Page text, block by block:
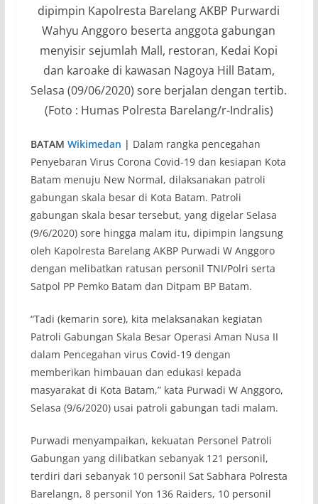
dipimpin Kapolresta Barelang AKBP Purwardi
Wahyu Anggoro beserta anggota gabungan
menyisir sejumlah Mall, restoran, Kedai Kopi
dan karoake di kawasan Nagoya Hill Batam,
Selasa (09/06/2020) sore berjalan dengan tertib.
(Foto : Humas Polresta Barelang/r-Indralis)
BATAM Wikimedan | Dalam rangka pencegahan
Penyebaran Virus Corona Covid-19 dan kesiapan Kota
Batam menuju New Normal, dilaksanakan patroli
gabungan skala besar di Kota Batam. Patroli
gabungan skala besar tersebut, yang digelar Selasa
(9/6/2020) sore hingga malam itu, dipimpin langsung
oleh Kapolresta Barelang AKBP Purwadi W Anggoro
dengan melibatkan ratusan personil TNI/Polri serta
Satpol PP Pemko Batam dan Ditpam BP Batam.
“Tadi (kemarin sore), kita melaksanakan kegiatan
Patroli Gabungan Skala Besar Operasi Aman Nusa II
dalam Pencegahan virus Covid-19 dengan
memberikan himbauan dan edukasi kepada
masyarakat di Kota Batam,” kata Purwadi W Anggoro,
Selasa (9/6/2020) usai patroli gabungan tadi malam.
Purwadi menyampaikan, kekuatan Personel Patroli
Gabungan yang dilibatkan sebanyak 121 personil,
terdiri dari sebanyak 10 personil Sat Sabhara Polresta
Barelangn, 8 personil Yon 136 Raiders, 10 personil